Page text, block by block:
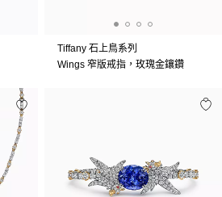
Tiffany 石上鳥系列
Wings 窄版戒指，玫瑰金鑲鑽